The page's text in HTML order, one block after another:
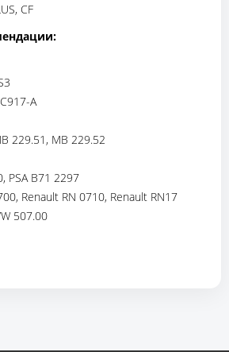
CF
A
229.51, MB 229.52
PSA B71 2297
Renault RN 0710, Renault RN17
507.00